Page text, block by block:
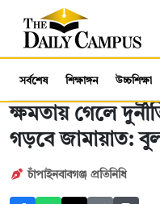
সর্বশেষ শিক্ষাঙ্গন উচ্চশিক্ষা
ক্ষমতায় গেলে
গড়বে জামায়াত:
চাঁপাইনবাবগঞ্জ প্রতিনিধি